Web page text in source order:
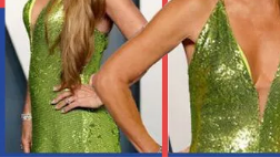
BURUN UCU KALDIRMA
MEZOTERAPI
KEPÇE KULAK ESTETIĞI
YÜZ YAĞ ENJEKSIYONU
ALIN GERME ESTETIĞI
KAŞ KALDIRMA